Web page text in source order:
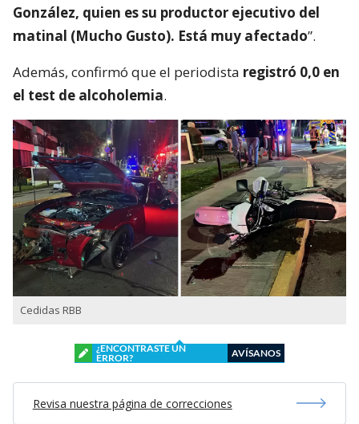
González, quien es su productor ejecutivo del
matinal (Mucho Gusto). Está muy afectado”.
Además, confirmó que el periodista registró 0,0 en
el test de alcoholemia.
Cedidas RBB
¿ENCONTRASTE UN
ERROR?
AVÍSANOS
Revisa nuestra página de correcciones